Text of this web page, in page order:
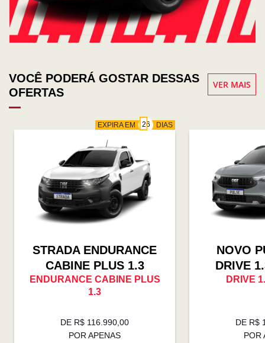
VOCÊ PODERÁ GOSTAR DESSAS
OFERTAS
VER MAIS
EXPIRA EM DIAS
STRADA ENDURANCE
CABINE PLUS 1.3
ENDURANCE CABINE PLUS
1.3
DE R$ 116.990,00
POR APENAS
NOVO
DRIVE
DRIVE
DE R$
POR